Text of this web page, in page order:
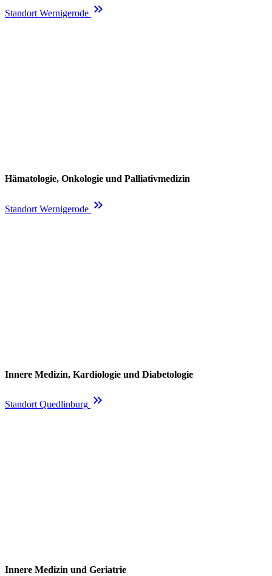
Standort Wernigerode keyboard_double_arrow_right
Hämatologie, Onkologie und Palliativmedizin
Standort Wernigerode keyboard_double_arrow_right
Innere Medizin, Kardiologie und Diabetologie
Standort Quedlinburg keyboard_double_arrow_right
Innere Medizin und Geriatrie